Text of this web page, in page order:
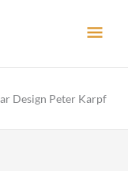
Design Peter Karpf